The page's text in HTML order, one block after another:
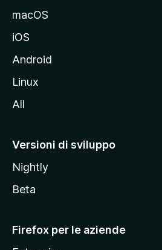
e
l
t
M
z
i
a
macOS
iOS
Android
Linux
All
Versioni di sviluppo
Nightly
Beta
Firefox per le aziende